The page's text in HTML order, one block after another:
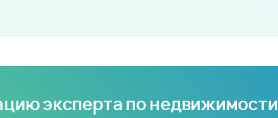
эксперта по недвижимости